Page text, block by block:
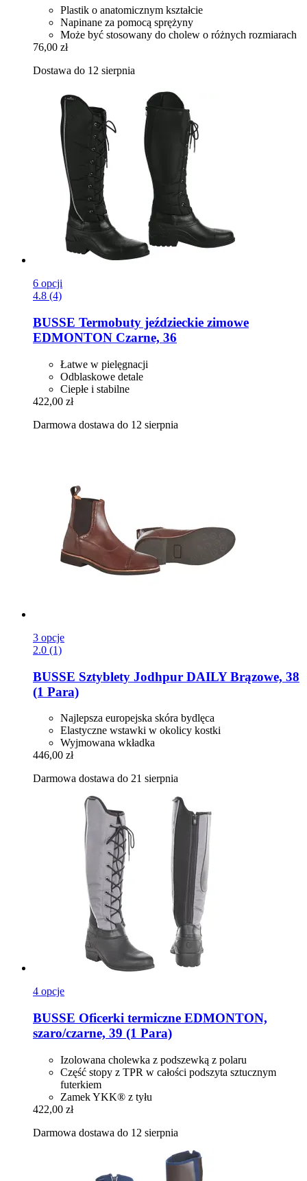
Plastik o anatomicznym kształcie
Napinane za pomocą sprężyny
Może być stosowany do cholew o różnych rozmiarach
76,00 zł
Dostawa do 12 sierpnia
6 opcji
4.8 (4)
BUSSE Termobuty jeździeckie zimowe
EDMONTON Czarne, 36
Łatwe w pielęgnacji
Odblaskowe detale
Ciepłe i stabilne
422,00 zł
Darmowa dostawa do 12 sierpnia
3 opcje
2.0 (1)
BUSSE Sztyblety Jodhpur DAILY Brązowe, 38
(1 Para)
Najlepsza europejska skóra bydlęca
Elastyczne wstawki w okolicy kostki
Wyjmowana wkładka
446,00 zł
Darmowa dostawa do 21 sierpnia
4 opcje
BUSSE Oficerki termiczne EDMONTON,
szaro/czarne, 39 (1 Para)
Izolowana cholewka z podszewką z polaru
Część stopy z TPR w całości podszyta sztucznym
futerkiem
Zamek YKK® z tyłu
422,00 zł
Darmowa dostawa do 12 sierpnia